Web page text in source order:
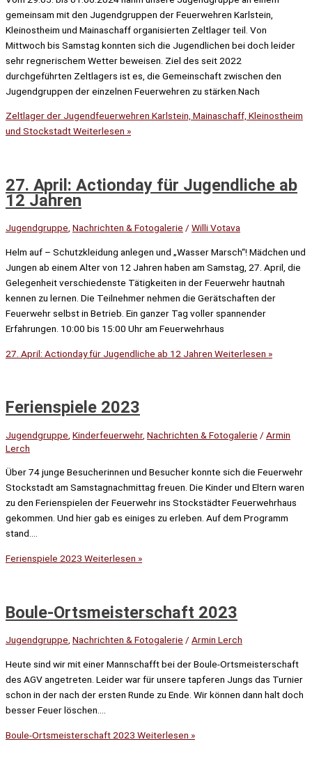
gemeinsam mit den Jugendgruppen der Feuerwehren Karlstein,
Kleinostheim und Mainaschaff organisierten Zeltlager teil. Von
Mittwoch bis Samstag konnten sich die Jugendlichen bei doch leider
sehr regnerischem Wetter beweisen. Ziel des seit 2022
durchgeführten Zeltlagers ist es, die Gemeinschaft zwischen den
Jugendgruppen der einzelnen Feuerwehren zu stärken.Nach
Zeltlager der Jugendfeuerwehren Karlstein, Mainaschaff, Kleinostheim
und StockstadtWeiterlesen »
27. April: Actionday für Jugendliche ab
12 Jahren
Jugendgruppe, Nachrichten & Fotogalerie / Willi Votava
Helm auf – Schutzkleidung anlegen und „Wasser Marsch“! Mädchen und
Jungen ab einem Alter von 12 Jahren haben am Samstag, 27. April, die
Gelegenheit verschiedenste Tätigkeiten in der Feuerwehr hautnah
kennen zu lernen. Die Teilnehmer nehmen die Gerätschaften der
Feuerwehr selbst in Betrieb. Ein ganzer Tag voller spannender
Erfahrungen. 10:00 bis 15:00 Uhr am Feuerwehrhaus
27. April: Actionday für Jugendliche ab 12 Jahren Weiterlesen »
Ferienspiele 2023
Jugendgruppe Kinderfeuerwehr, Nachrichten & Fotogalerie / Armin
Lerch
Über 74 junge Besucherinnen und Besucher konnte sich die Feuerwehr
Stockstadt am Samstagnachmittag freuen. Die Kinder und Eltern waren
zu den Ferienspielen der Feuerwehr ins Stockstädter Feuerwehrhaus
gekommen. Und hier gab es einiges zu erleben. Auf dem Programm
stand….
Ferienspiele 2023 Weiterlesen »
Boule-Ortsmeisterschaft 2023
Jugendgruppe Nachrichten & Fotogalerie / Armin Lerch
Heute sind wir mit einer Mannschafft bei der Boule-Ortsmeisterschaft
des AGV angetreten. Leider war für unsere tapferen Jungs das Turnier
schon in der nach der ersten Runde zu Ende. Wir können dann halt doch
besser Feuer löschen….
Boule-Ortsmeisterschaft 2023 Weiterlesen »